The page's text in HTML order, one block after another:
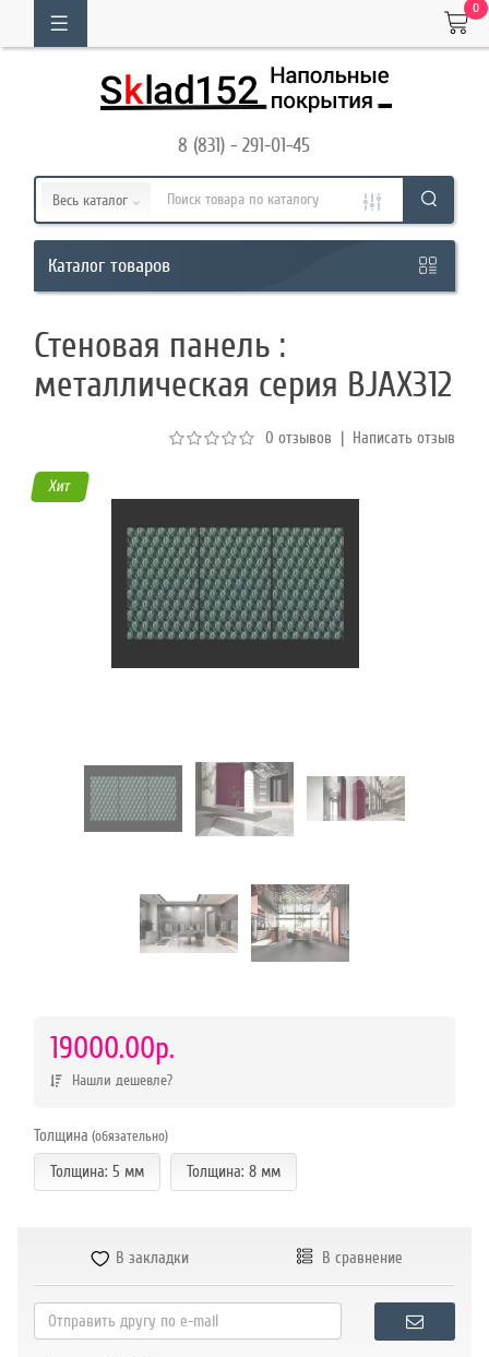
Обратный
звонок
(831)
01-
0
8 (831) - 291-01-45
Весь каталог
Каталог товаров
Стеновая панель :
металлическая серия BJAX312
0 отзывов | Написать отзыв
Хит
19000.00р.
Нашли дешевле?
Толщина (обязательно)
Толщина: 5 мм Толщина: 8 мм
В закладки В сравнение